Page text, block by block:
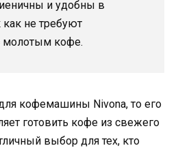
и удобны в
как не требуют
молотым кофе.
кофемашины Nivona, то его
готовить кофе из свежего
выбор для тех, кто